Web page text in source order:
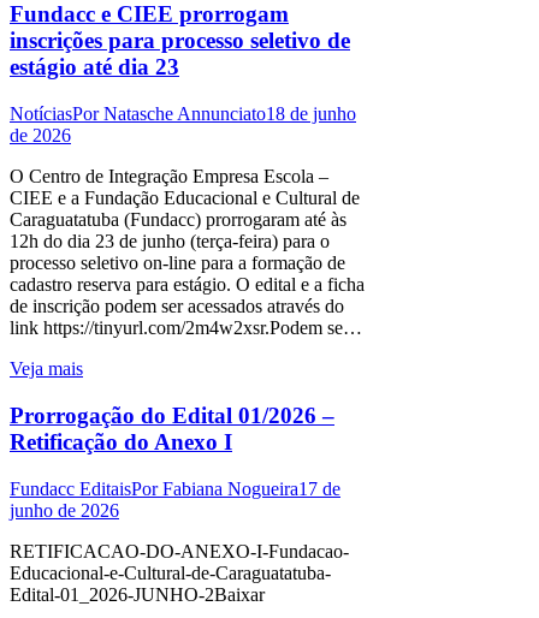
Fundacc e CIEE prorrogam
inscrições para processo seletivo de
estágio até dia 23
NotíciasPorNatasche Annunciato18 de junho
de 2026
O Centro de Integração Empresa Escola –
CIEE e a Fundação Educacional e Cultural de
Caraguatatuba (Fundacc) prorrogaram até às
12h do dia 23 de junho (terça-feira) para o
processo seletivo on-line para a formação de
cadastro reserva para estágio. O edital e a ficha
de inscrição podem ser acessados através do
link https://tinyurl.com/2m4w2xsr.Podem se…
Veja mais
Prorrogação do Edital 01/2026 –
Retificação do Anexo I
Fundacc EditaisPorFabiana Nogueira17 de
junho de 2026
RETIFICACAO-DO-ANEXO-I-Fundacao-
Educacional-e-Cultural-de-Caraguatatuba-
Edital-01_2026-JUNHO-2Baixar